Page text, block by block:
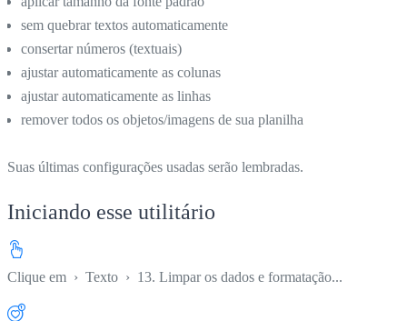
sem quebrar textos automaticamente
consertar números (textuais)
ajustar automaticamente as colunas
ajustar automaticamente as linhas
remover todos os objetos/imagens de sua planilha
Suas últimas configurações usadas serão lembradas.
Iniciando esse utilitário
Clique em › Texto › 13. Limpar os dados e formatação...